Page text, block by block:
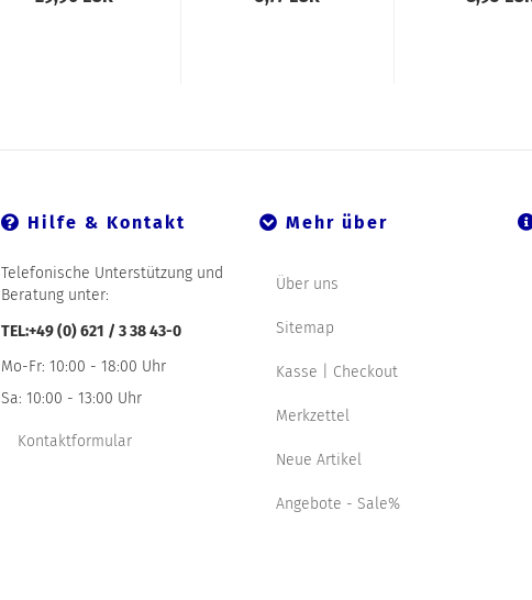
Hilfe & Kontakt
Telefonische Unterstützung und
Beratung unter:
TEL:+49 (0) 621 / 3 38 43-0
Mo-Fr: 10:00 - 18:00 Uhr
Sa: 10:00 - 13:00 Uhr
Kontaktformular
Mehr über
Über uns
Sitemap
Kasse | Checkout
Merkzettel
Neue Artikel
Angebote - Sale%